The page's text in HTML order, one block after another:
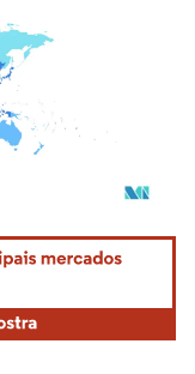
conforme CC BY 4.0.